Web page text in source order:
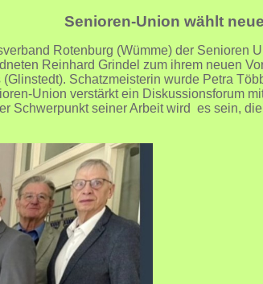
Senioren-Union wählt
Rotenburg (Wümme) der
Reinhard Grindel zum ihrem neuen
Schatzmeisterin wurde Petra
Union verstärkt ein Diskussionsforum
seiner Arbeit wird es sein,